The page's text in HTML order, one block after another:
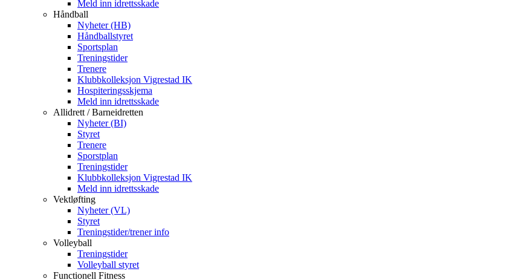
Meld inn idrettsskade
Håndball
Nyheter (HB)
Håndballstyret
Sportsplan
Treningstider
Trenere
Klubbkolleksjon Vigrestad IK
Hospiteringsskjema
Meld inn idrettsskade
Allidrett / Barneidretten
Nyheter (BI)
Styret
Trenere
Sporstplan
Treningstider
Klubbkolleksjon Vigrestad IK
Meld inn idrettsskade
Vektløfting
Nyheter (VL)
Styret
Treningstider/trener info
Volleyball
Treningstider
Volleyball styret
Functionell Fitness